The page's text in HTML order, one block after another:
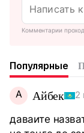
Комментарии
Популярные
А Айбек 2
даваите